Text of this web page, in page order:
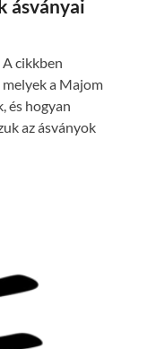
ásványai
cikkben
a Majom
és hogyan
az ásványok